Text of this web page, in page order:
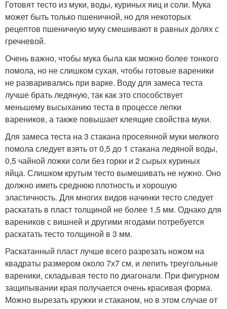
Готовят тесто из муки, воды, куриных яиц и соли. Мука
может быть только пшеничной, но для некоторых
рецептов пшеничную муку смешивают в равных долях с
гречневой.
Очень важно, чтобы мука была как можно более тонкого
помола, но не слишком сухая, чтобы готовые вареники
не разваривались при варке. Воду для замеса теста
лучше брать ледяную, так как это способствует
меньшему высыханию теста в процессе лепки
вареников, а также повышает клеящие свойства муки.
Для замеса теста на 3 стакана просеянной муки мелкого
помола следует взять от 0,5 до 1 стакана ледяной воды,
0,5 чайной ложки соли без горки и 2 сырых куриных
яйца. Слишком крутым тесто вымешивать не нужно. Оно
должно иметь среднюю плотность и хорошую
эластичность. Для многих видов начинки тесто следует
раскатать в пласт толщиной не более 1,5 мм. Однако для
вареников с вишней и другими ягодами потребуется
раскатать тесто толщиной в 3 мм.
Раскатанный пласт лучше всего разрезать ножом на
квадраты размером около 7х7 см, и лепить треугольные
вареники, складывая тесто по диагонали. При фигурном
защипывании края получается очень красивая форма.
Можно вырезать кружки и стаканом, но в этом случае от